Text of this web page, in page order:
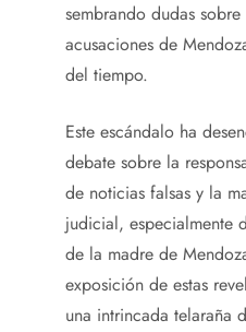
sembrando dudas
acusaciones de
del tiempo.
Este escándalo ha
debate sobre la
de noticias falsas y la
judicial, especialmente
de la madre de
exposición de estas
una intrincada telaraña